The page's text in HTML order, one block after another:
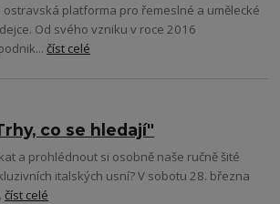
ostravská platforma pro řemeslné a umělecké
Od svého vzniku v roce 2016
číst celé
co se hledají"
a prohlédnout si osobně naše ručně šité
italských usní? V sobotu 28. března
číst celé